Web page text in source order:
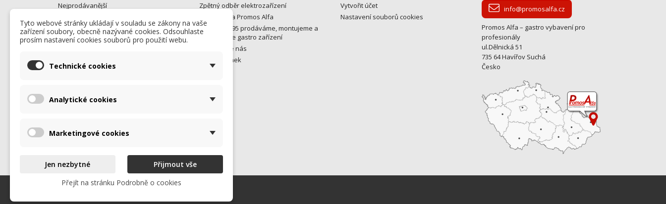
Nejprodávanější
Zpětný odběr elektrozařízení
Kontakty na Promos Alfa
Od roku 1995 prodáváme, montujeme a
opravujeme gastro zařízení
Kontaktujte nás
Mapa stránek
Vytvořit účet
Nastavení souborů cookies
info@promosalfa.cz
Promos Alfa – gastro vybavení pro
profesionály
ul.Dělnická 51
735 64 Havířov Suchá
Česko
Tyto webové stránky ukládají v souladu se zákony na vaše
zařízení soubory, obecně nazývané cookies. Odsouhlaste
prosím nastavení cookies souborů pro použití webu.
Technické cookies
Analytické cookies
Marketingové cookies
Jen nezbytné
Přijmout vše
Přejít na stránku Podrobně o cookies